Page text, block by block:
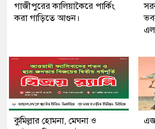
গাজীপুরের কালিয়াকৈরে পার্কিং
করা গাড়িতে আগুন।
কুমিল্লার হোমনা, মেঘনা ও